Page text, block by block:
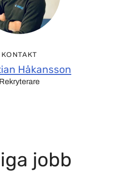
KONTAKT
Håkansson
Rekryterare
jobb